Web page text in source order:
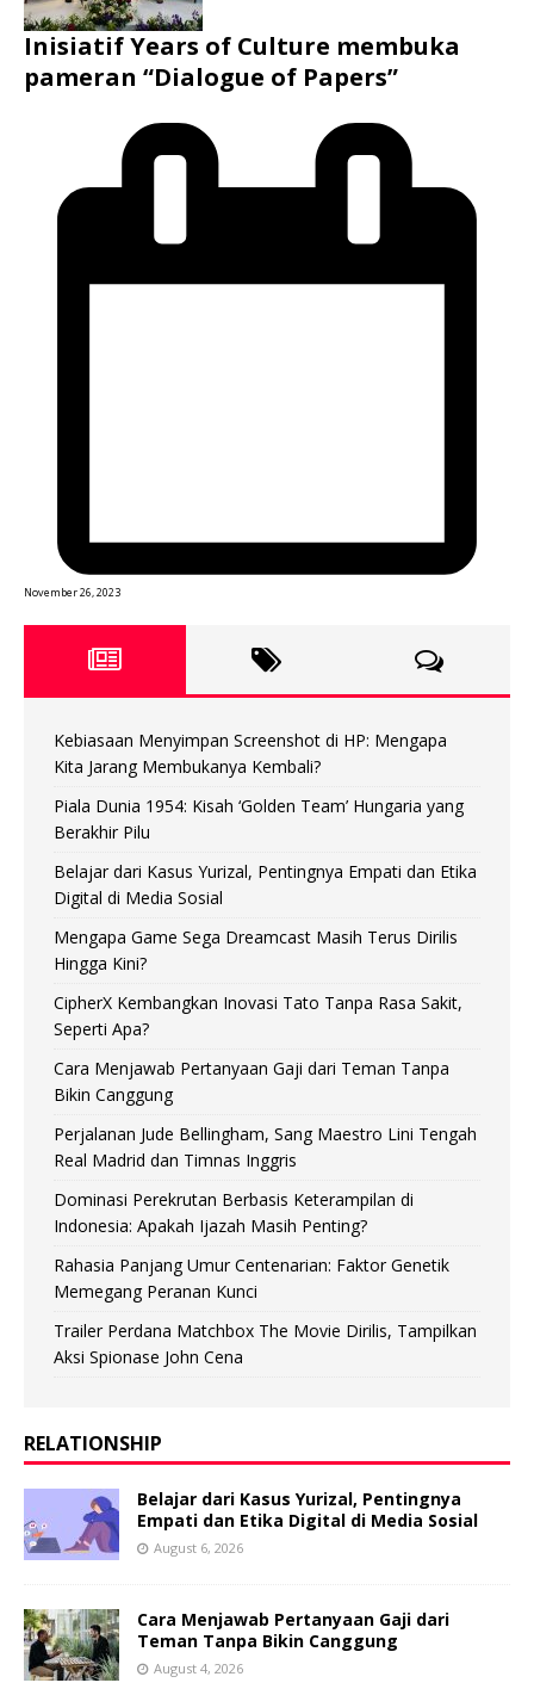
Inisiatif Years of Culture membuka
pameran “Dialogue of Papers”
November 26, 2023
Kebiasaan Menyimpan Screenshot di HP: Mengapa
Kita Jarang Membukanya Kembali?
Piala Dunia 1954: Kisah ‘Golden Team’ Hungaria yang
Berakhir Pilu
Belajar dari Kasus Yurizal, Pentingnya Empati dan Etika
Digital di Media Sosial
Mengapa Game Sega Dreamcast Masih Terus Dirilis
Hingga Kini?
CipherX Kembangkan Inovasi Tato Tanpa Rasa Sakit,
Seperti Apa?
Cara Menjawab Pertanyaan Gaji dari Teman Tanpa
Bikin Canggung
Perjalanan Jude Bellingham, Sang Maestro Lini Tengah
Real Madrid dan Timnas Inggris
Dominasi Perekrutan Berbasis Keterampilan di
Indonesia: Apakah Ijazah Masih Penting?
Rahasia Panjang Umur Centenarian: Faktor Genetik
Memegang Peranan Kunci
Trailer Perdana Matchbox The Movie Dirilis, Tampilkan
Aksi Spionase John Cena
RELATIONSHIP
Belajar dari Kasus Yurizal, Pentingnya
Empati dan Etika Digital di Media Sosial
August 6, 2026
Cara Menjawab Pertanyaan Gaji dari
Teman Tanpa Bikin Canggung
August 4, 2026